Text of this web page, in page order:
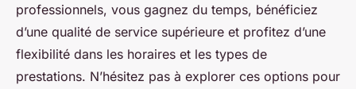
professionnels, vous gagnez du temps, bénéficiez
d’une qualité de service supérieure et profitez d’une
flexibilité dans les horaires et les types de
prestations. N’hésitez pas à explorer ces options pour